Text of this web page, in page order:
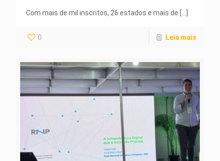
Com mais de mil inscritos, 26 estados e mais de […]
0 Leia mais